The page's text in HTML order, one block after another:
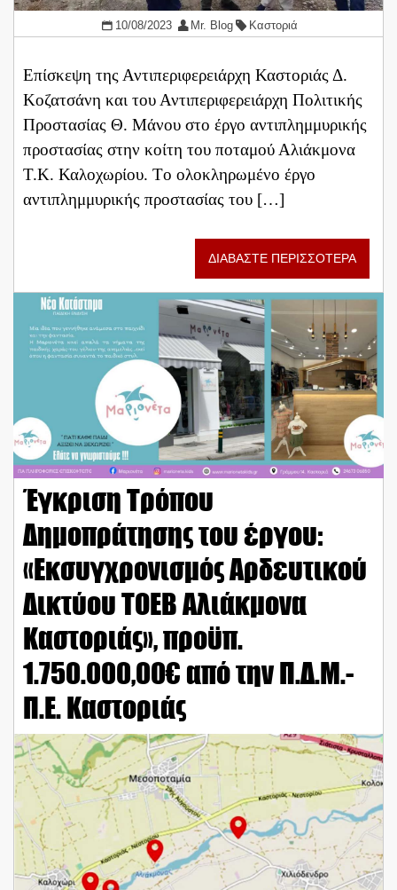
10/08/2023 Mr. Blog Καστοριά
Επίσκεψη της Αντιπεριφερειάρχη Καστοριάς Δ.
Κοζατσάνη και του Αντιπεριφερειάρχη Πολιτικής
Προστασίας Θ. Μάνου στο έργο αντιπλημμυρικής
προστασίας στην κοίτη του ποταμού Αλιάκμονα
Τ.Κ. Καλοχωρίου. Tο ολοκληρωμένο έργο
αντιπλημμυρικής προστασίας του […]
ΔΙΑΒΑΣΤΕ ΠΕΡΙΣΣΟΤΕΡΑ
Έγκριση Τρόπου
Δημοπράτησης του έργου:
«Εκσυγχρονισμός Αρδευτικού
Δικτύου ΤΟΕΒ Αλιάκμονα
Καστοριάς», προϋπ.
1.750.000,00€ από την Π.Δ.Μ.-
Π.Ε. Καστοριάς